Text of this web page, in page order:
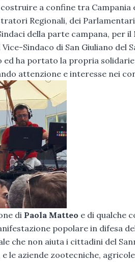
a confine tra Campania
Regionali, dei
della parte campana, per
Vice-Sindaco di San Giuliano
ed ha portato la propria
attenzione e interesse nei
di Paola Matteo e di qualche
popolare in difesa
che non aiuta i cittadini del
e le aziende zootecniche,